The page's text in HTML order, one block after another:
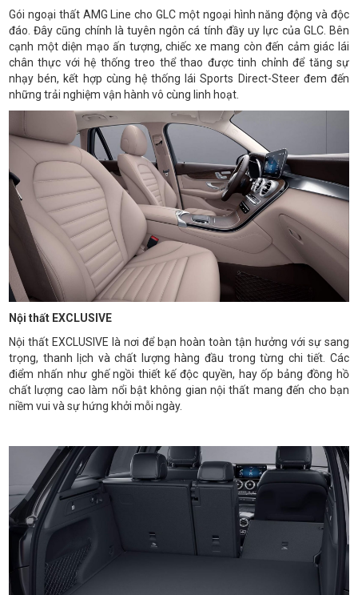
Gói ngoại thất AMG Line cho GLC một ngoại hình năng động và độc
đáo. Đây cũng chính là tuyên ngôn cá tính đầy uy lực của GLC. Bên
cạnh một diện mạo ấn tượng, chiếc xe mang còn đến cảm giác lái
chân thực với hệ thống treo thể thao được tinh chỉnh để tăng sự
nhạy bén, kết hợp cùng hệ thống lái Sports Direct-Steer đem đến
những trải nghiệm vận hành vô cùng linh hoạt.
Nội thất EXCLUSIVE
Nội thất EXCLUSIVE là nơi để bạn hoàn toàn tận hưởng với sự sang
trọng, thanh lịch và chất lượng hàng đầu trong từng chi tiết. Các
điểm nhấn như ghế ngồi thiết kế độc quyền, hay ốp bảng đồng hồ
chất lượng cao làm nổi bật không gian nội thất mang đến cho bạn
niềm vui và sự hứng khởi mỗi ngày.